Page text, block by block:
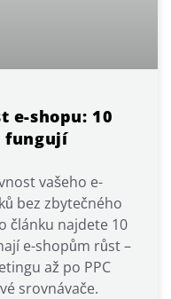
e-shopu: 10
fungují
vašeho e-
bez zbytečného
článku najdete 10
e-shopům růst –
až po PPC
srovnávače.